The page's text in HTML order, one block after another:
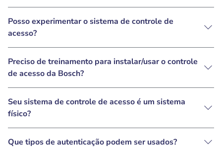
Posso experimentar o sistema de controle de
acesso?
Preciso de treinamento para instalar/usar o controle
de acesso da Bosch?
Seu sistema de controle de acesso é um sistema
físico?
Que tipos de autenticação podem ser usados?